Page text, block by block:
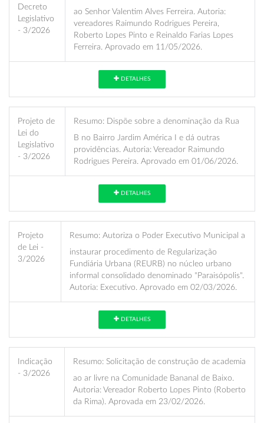
Decreto
Legislativo
- 3/2026
ao Senhor Valentim Alves Ferreira. Autoria:
vereadores Raimundo Rodrigues Pereira,
Roberto Lopes Pinto e Reinaldo Farias Lopes
Ferreira. Aprovado em 11/05/2026.
DETALHES
Projeto de
Lei do
Legislativo
- 3/2026
Resumo: Dispõe sobre a denominação da Rua
B no Bairro Jardim América I e dá outras
providências. Autoria: Vereador Raimundo
Rodrigues Pereira. Aprovado em 01/06/2026.
DETALHES
Projeto
de Lei -
3/2026
Resumo: Autoriza o Poder Executivo Municipal a
instaurar procedimento de Regularização
Fundiária Urbana (REURB) no núcleo urbano
informal consolidado denominado "Paraisópolis".
Autoria: Executivo. Aprovado em 02/03/2026.
DETALHES
Indicação
- 3/2026
Resumo: Solicitação de construção de academia
ao ar livre na Comunidade Bananal de Baixo.
Autoria: Vereador Roberto Lopes Pinto (Roberto
da Rima). Aprovada em 23/02/2026.